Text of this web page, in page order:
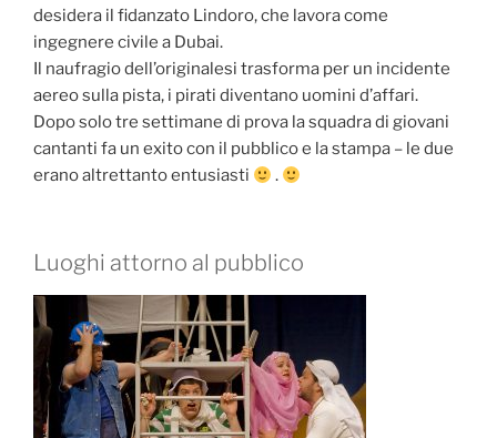
desidera il fidanzato Lindoro, che lavora come
ingegnere civile a Dubai.
Il naufragio dell’originalesi trasforma per un incidente
aereo sulla pista, i pirati diventano uomini d’affari.
Dopo solo tre settimane di prova la squadra di giovani
cantanti fa un exito con il pubblico e la stampa – le due
erano altrettanto entusiasti
.
Luoghi attorno al pubblico